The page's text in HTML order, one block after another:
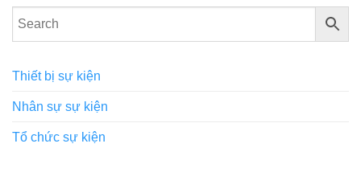
Thiết bị sự kiện
Nhân sự sự kiện
Tổ chức sự kiện